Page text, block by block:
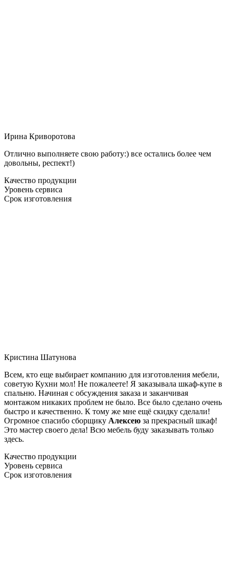
Ирина Криворотова
Отлично выполняете свою работу:) все остались более чем
довольны, респект!)
Качество продукции
Уровень сервиса
Срок изготовления
Кристина Шатунова
Всем, кто еще выбирает компанию для изготовления мебели,
советую Кухни мол! Не пожалеете! Я заказывала шкаф-купе в
спальню. Начиная с обсуждения заказа и заканчивая
монтажом никаких проблем не было. Все было сделано очень
быстро и качественно. К тому же мне ещё скидку сделали!
Огромное спасибо сборщику Алексею за прекрасный шкаф!
Это мастер своего дела! Всю мебель буду заказывать только
здесь.
Качество продукции
Уровень сервиса
Срок изготовления